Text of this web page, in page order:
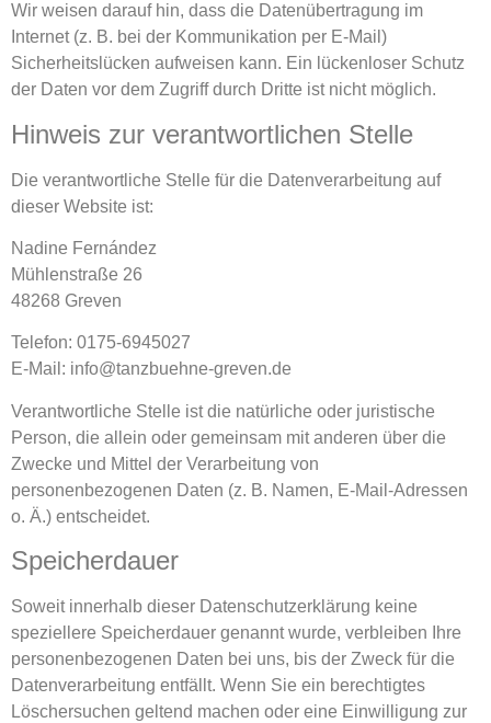
Wir weisen darauf hin, dass die Datenübertragung im
Internet (z. B. bei der Kommunikation per E-Mail)
Sicherheitslücken aufweisen kann. Ein lückenloser Schutz
der Daten vor dem Zugriff durch Dritte ist nicht möglich.
Hinweis zur verantwortlichen Stelle
Die verantwortliche Stelle für die Datenverarbeitung auf
dieser Website ist:
Nadine Fernández
Mühlenstraße 26
48268 Greven
Telefon: 0175-6945027
E-Mail: info@tanzbuehne-greven.de
Verantwortliche Stelle ist die natürliche oder juristische
Person, die allein oder gemeinsam mit anderen über die
Zwecke und Mittel der Verarbeitung von
personenbezogenen Daten (z. B. Namen, E-Mail-Adressen
o. Ä.) entscheidet.
Speicherdauer
Soweit innerhalb dieser Datenschutzerklärung keine
speziellere Speicherdauer genannt wurde, verbleiben Ihre
personenbezogenen Daten bei uns, bis der Zweck für die
Datenverarbeitung entfällt. Wenn Sie ein berechtigtes
Löschersuchen geltend machen oder eine Einwilligung zur